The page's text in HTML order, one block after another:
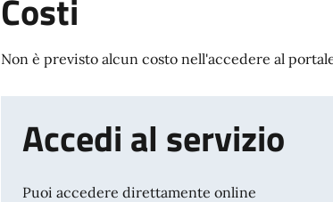
Costi
Non è previsto alcun costo nell'accedere al
Accedi al servizio
Puoi accedere direttamente online